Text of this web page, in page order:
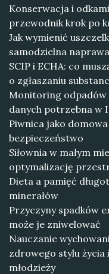
Konserwacja i
przewodnik krok po
Jak wymienić
samodzielna
SCIP i ECHA: co
o zgłaszaniu
Monitoring odpadów
danych potrzebna w
Piwnica jako
bezpieczeństwo
Siłownia w małym
optymalizację
Dieta a pamięć
minerałów
Przyczyny spadków
może je zniwelować
Nauczanie
zdrowego stylu
młodzieży